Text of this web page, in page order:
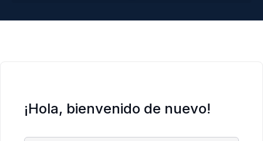
¡Hola, bienvenido de nuevo!